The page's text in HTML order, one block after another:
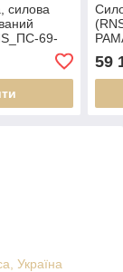
силова
69-
РАМА)
59
Україна